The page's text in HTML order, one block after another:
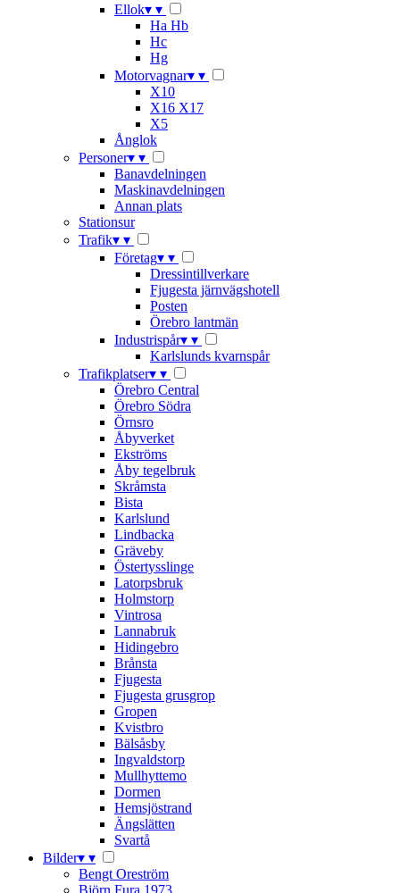
Ellok▾ ▾
Ha Hb
Hc
Hg
Motorvagnar▾ ▾
X10
X16 X17
X5
Ånglok
Personer▾ ▾
Banavdelningen
Maskinavdelningen
Annan plats
Stationsur
Trafik▾ ▾
Företag▾ ▾
Dressintillverkare
Fjugesta järnvägshotell
Posten
Örebro lantmän
Industrispår▾ ▾
Karlslunds kvarnspår
Trafikplatser▾ ▾
Örebro Central
Örebro Södra
Örnsro
Åbyverket
Ekströms
Åby tegelbruk
Skråmsta
Bista
Karlslund
Lindbacka
Gräveby
Östertysslinge
Latorpsbruk
Holmstorp
Vintrosa
Lannabruk
Hidingebro
Brånsta
Fjugesta
Fjugesta grusgrop
Gropen
Kvistbro
Bälsåsby
Ingvaldstorp
Mullhyttemo
Dormen
Hemsjöstrand
Ängslätten
Svartå
Bilder▾ ▾
Bengt Oreström
Björn Fura 1973